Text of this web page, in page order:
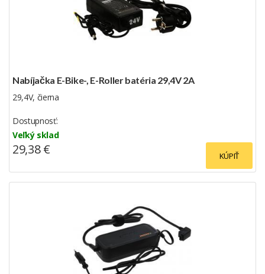
Nabíjačka E-Bike-, E-Roller batéria 29,4V 2A
29,4V, čierna
Dostupnosť:
Veľký sklad
KÚPIŤ
29,38 €